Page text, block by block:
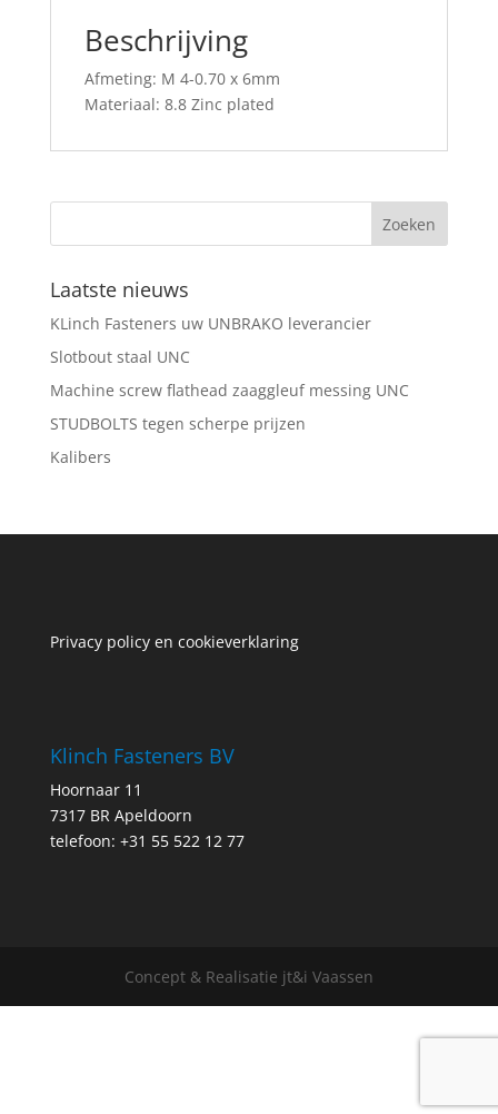
Beschrijving
Afmeting: M 4-0.70 x 6mm
Materiaal: 8.8 Zinc plated
Laatste nieuws
KLinch Fasteners uw UNBRAKO leverancier
Slotbout staal UNC
Machine screw flathead zaaggleuf messing UNC
STUDBOLTS tegen scherpe prijzen
Kalibers
Privacy policy en cookieverklaring
Klinch Fasteners BV
Hoornaar 11
7317 BR Apeldoorn
telefoon: +31 55 522 12 77
Concept & Realisatie jt&i Vaassen